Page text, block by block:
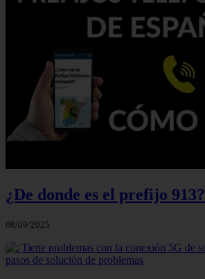
¿De donde es el prefijo 913?
08/09/2025